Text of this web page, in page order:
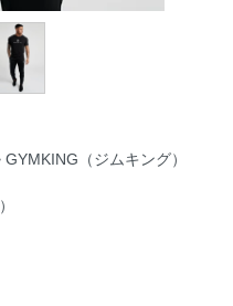
GYMKING（ジムキング）